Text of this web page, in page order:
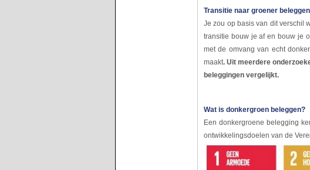
Transitie naar groener
Je zou op basis van dit verschil
transitie bouw je af en bouw je
met de omvang van echt
maakt. Uit meerdere
beleggingen vergelijkt.
Wat is donkergroen beleggen?
Een donkergroene belegging
ontwikkelingsdoelen van de